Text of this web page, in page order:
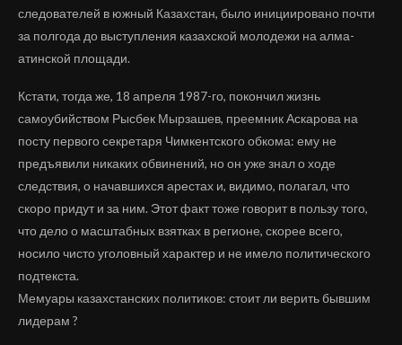
следователей в южный Казахстан, было инициировано почти
за полгода до выступления казахской молодежи на алма-
атинской площади.
Кстати, тогда же, 18 апреля 1987-го, покончил жизнь
самоубийством Рысбек Мырзашев, преемник Аскарова на
посту первого секретаря Чимкентского обкома: ему не
предъявили никаких обвинений, но он уже знал о ходе
следствия, о начавшихся арестах и, видимо, полагал, что
скоро придут и за ним. Этот факт тоже говорит в пользу того,
что дело о масштабных взятках в регионе, скорее всего,
носило чисто уголовный характер и не имело политического
подтекста.
Мемуары казахстанских политиков: стоит ли верить бывшим
лидерам ?